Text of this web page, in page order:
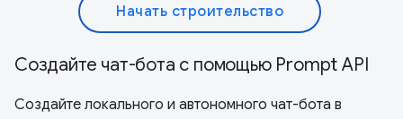
Начать строительство
Создайте чат-бота с помощью Prompt API
Создайте локального и автономного чат-бота в